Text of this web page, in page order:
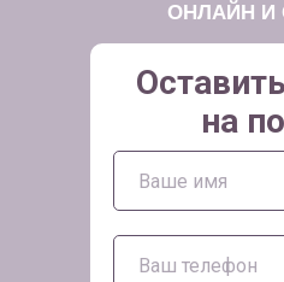
ОНЛАЙН И
на